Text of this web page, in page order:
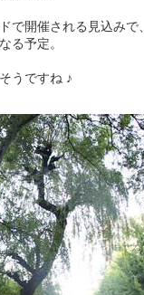
で開催される見込みで
る予定。
うですね ♪